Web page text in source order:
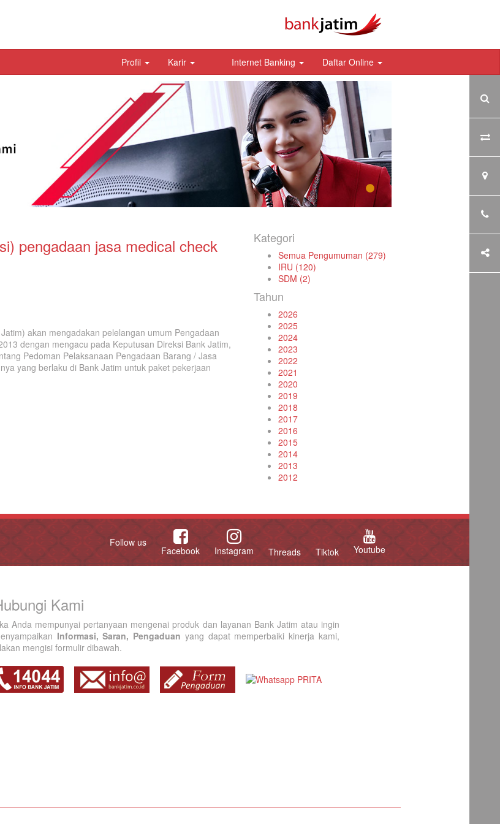
Profil Karir Internet Banking Daftar Online
pengadaan jasa medical check
akan mengadakan pelelangan umum Pengadaan
dengan mengacu pada Keputusan Direksi Bank Jatim,
Pedoman Pelaksanaan Pengadaan Barang / Jasa
yang berlaku di Bank Jatim untuk paket pekerjaan
Kategori
Semua Pengumuman (279)
IRU (120)
SDM (2)
Tahun
2026
2025
2024
2023
2022
2021
2020
2019
2018
2017
2016
2015
2014
2013
2012
Follow us
Facebook Instagram Threads Tiktok Youtube
Kami
Anda mempunyai pertanyaan mengenai produk dan layanan Bank Jatim atau ingin
Informasi, Saran, Pengaduan yang dapat memperbaiki kinerja kami,
mengisi formulir dibawah.